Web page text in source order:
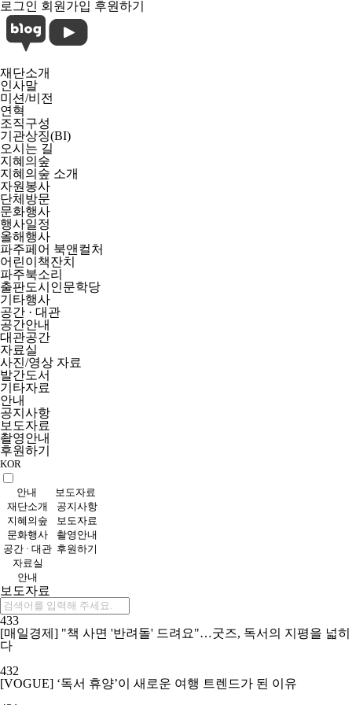
로그인 회원가입 후원하기
재단소개
인사말
미션/비전
연혁
조직구성
기관상징(BI)
오시는 길
지혜의숲
지혜의숲 소개
자원봉사
단체방문
문화행사
행사일정
올해행사
파주페어 북앤컬처
어린이책잔치
파주북소리
출판도시인문학당
기타행사
공간 · 대관
공간안내
대관공간
자료실
사진/영상 자료
발간도서
기타자료
안내
공지사항
보도자료
촬영안내
후원하기
KOR
안내
재단소개
지혜의숲
문화행사
공간 · 대관
자료실
안내
보도자료
공지사항
보도자료
촬영안내
후원하기
보도자료
433
[매일경제] "책 사면 '반려돌' 드려요"…굿즈, 독서의 지평을 넓히
다
432
[VOGUE] ‘독서 휴양’이 새로운 여행 트렌드가 된 이유